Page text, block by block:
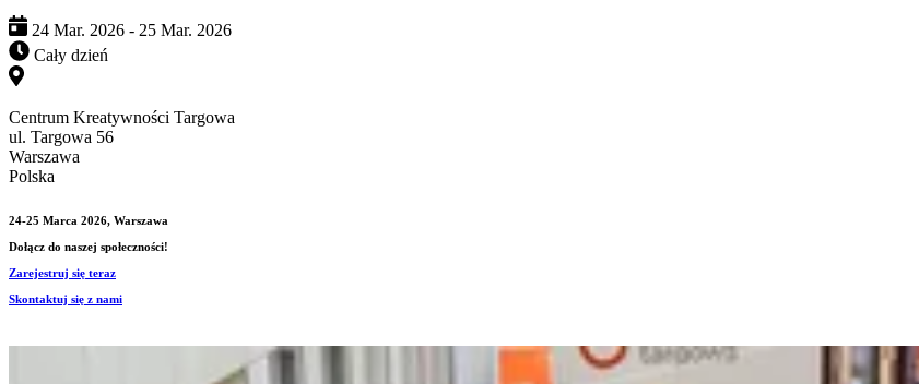
24 Mar. 2026 - 25 Mar. 2026
Cały dzień
Centrum Kreatywności Targowa
ul. Targowa 56
Warszawa
Polska
24-25 Marca 2026, Warszawa
Dołącz do naszej społeczności!
Zarejestruj się teraz
Skontaktuj się z nami